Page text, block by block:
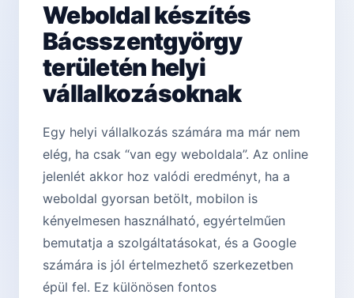
Weboldal készítés
Bácsszentgyörgy
területén helyi
vállalkozásoknak
Egy helyi vállalkozás számára ma már nem
elég, ha csak “van egy weboldala”. Az online
jelenlét akkor hoz valódi eredményt, ha a
weboldal gyorsan betölt, mobilon is
kényelmesen használható, egyértelműen
bemutatja a szolgáltatásokat, és a Google
számára is jól értelmezhető szerkezetben
épül fel. Ez különösen fontos